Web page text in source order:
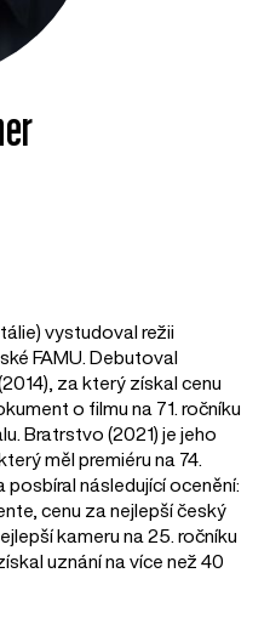
vystudoval režii
FAMU. Debutoval
za který získal cenu
o filmu na 71. ročníku
Bratrstvo (2021) je jeho
měl premiéru na 74.
následující ocenění:
cenu za nejlepší český
kameru na 25. ročníku
uznání na více než 40